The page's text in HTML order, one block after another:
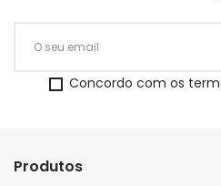
Concordo com os
Produtos